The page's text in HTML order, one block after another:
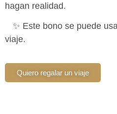
hagan realidad.
✨ Este bono se puede
viaje.
Quiero regalar un viaje